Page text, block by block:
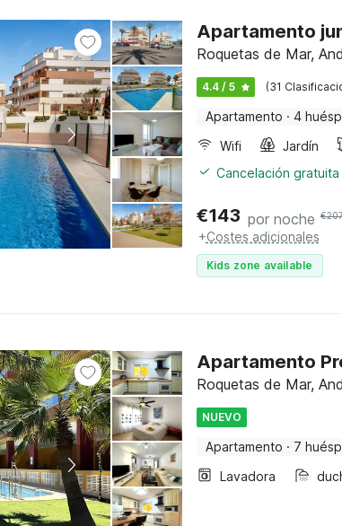
Apartamento
Roquetas de Mar,
4.4 / 5 (31
Apartamento · 4
Wifi
Jardín
Cancelación
€143 por noche €
+Costes adicionales
Kids zone available
Apartamento
Roquetas de Mar,
NUEVO
Apartamento · 7
Lavadora